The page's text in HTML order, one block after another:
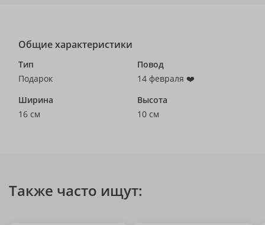
Общие характеристики
Тип
Подарок
Повод
14 февраля ❤️
Ширина
16 см
Высота
10 см
Также часто ищут: